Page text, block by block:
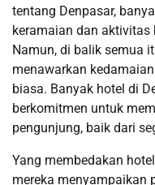
tentang Denpasar,
keramaian dan aktivitas
Namun, di balik semua
menawarkan
biasa. Banyak hotel di
berkomitmen untuk
pengunjung, baik dari
Yang membedakan
mereka menyampaikan